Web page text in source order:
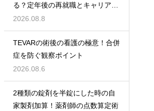
る？定年後の再就職とキャリアの
術
2026.08.8
TEVARの術後の看護の極意！合併
症を防ぐ観察ポイント
2026.08.6
2種類の錠剤を半錠にした時の自
家製剤加算！薬剤師の点数算定術